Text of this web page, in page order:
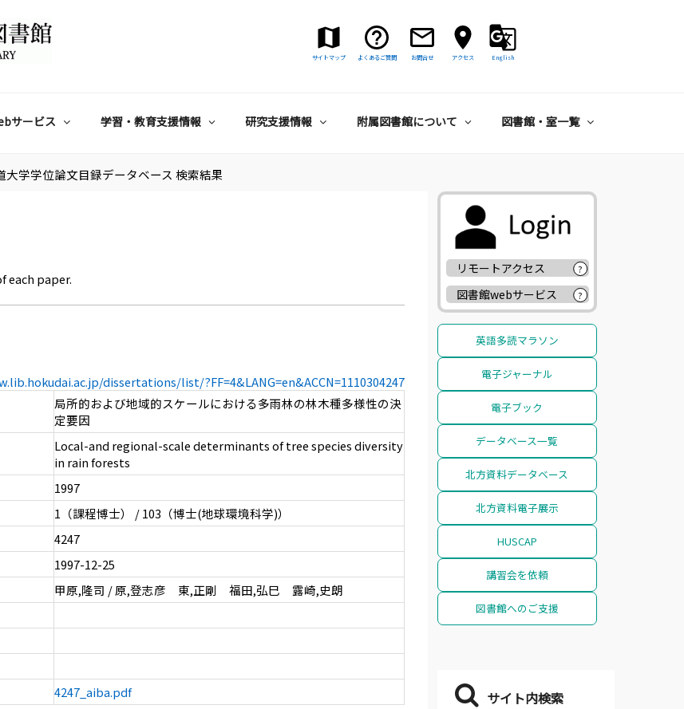
サイトマップ よくあるご質問 お問合せ アクセス English
サービス 学習・教育支援情報 研究支援情報 附属図書館について 図書館・室一覧
大学学位論文目録データベース 検索結果
each paper.
dissertations/list/?FF=4&LANG=en&ACCN=1110304247
局所的および地域的スケールにおける多雨林の林木種多様性の決
定要因
Local-and regional-scale determinants of tree species diversity
in rain forests
1997
1（課程博士） / 103（博士(地球環境科学)）
4247
1997-12-25
甲原,隆司 / 原,登志彦 東,正剛 福田,弘巳 露崎,史朗
4247_aiba.pdf
リモートアクセス ?
図書館webサービス ?
英語多読マラソン
電子ジャーナル
電子ブック
データベース一覧
北方資料データベース
北方資料電子展示
HUSCAP
講習会を依頼
図書館へのご支援
サイト内検索